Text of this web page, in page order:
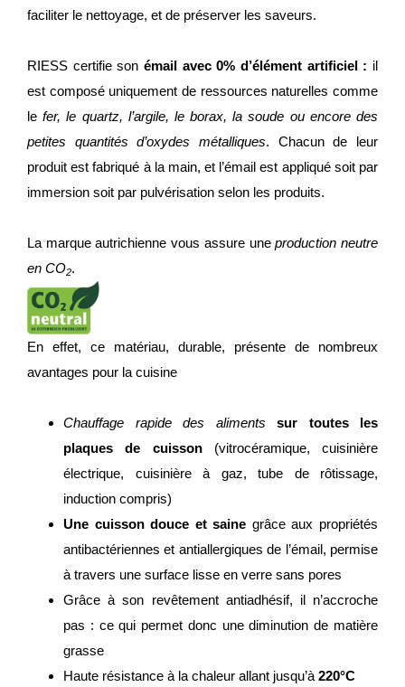
faciliter le nettoyage, et de préserver les saveurs.
RIESS certifie son émail avec 0% d’élément artificiel : il
est composé uniquement de ressources naturelles comme
lefer, le quartz, l’argile, le borax, la soude ou encore des
petites quantités d’oxydes métalliques. Chacun de leur
produit est fabriqué à la main, et l’émail est appliqué soit par
immersion soit par pulvérisation selon les produits.
La marque autrichienne vous assure uneproduction neutre
en CO2.
En effet, ce matériau, durable, présente de nombreux
avantages pour la cuisine
Chauffage rapide des aliments
sur toutes les
plaques de cuisson(vitrocéramique, cuisinière
électrique, cuisinière à gaz, tube de rôtissage,
induction compris)
Une cuisson douce et saine grâce aux propriétés
antibactériennes et antiallergiques de l’émail, permise
à travers une surface lisse en verre sans pores
Grâce à son revêtement antiadhésif, il n’accroche
pas : ce qui permet donc une diminution de matière
grasse
Haute résistance à la chaleur allant jusqu’à 220°C